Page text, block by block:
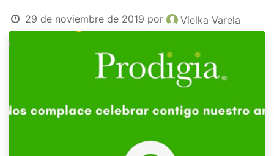
29 de noviembre de 2019 por Vielka Varela